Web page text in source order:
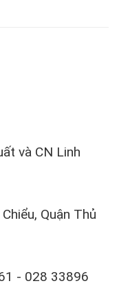
và CN Linh
Quận Thủ
- 028 33896